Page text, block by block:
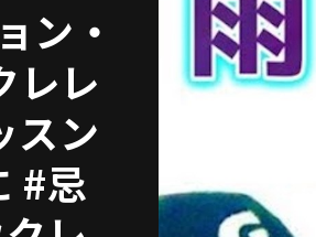
ン・
レレ
スン
#忌